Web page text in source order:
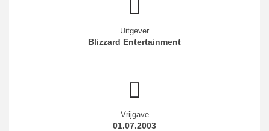
Uitgever
Blizzard Entertainment
Vrijgave
01.07.2003